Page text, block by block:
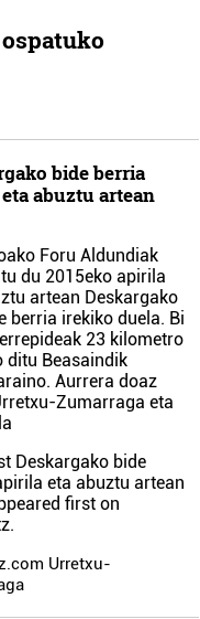
bide berria
abuztu artean
Foru Aldundiak
du 2015eko apirila
artean Deskargako
berria irekiko duela. Bi
23 kilometro
ditu Beasaindik
Aurrera doaz
Zumarraga eta
Deskargako bide
eta abuztu artean
first on
.
Urretxu-